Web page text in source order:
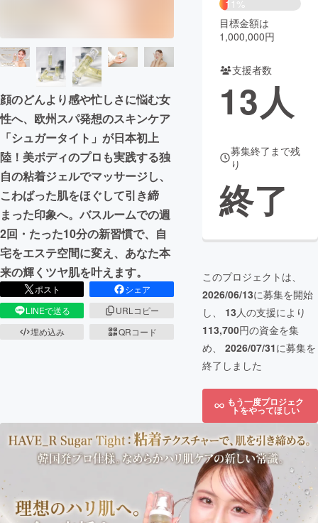
コミュニティ
顔のどんより感や忙しさに悩む女
性へ、欧州スパ発想のスキンケア
「シュガータイト」が日本初上
陸！美ボディのプロも実践する独
自の粘着ジェルでマッサージし、
こわばった肌をほぐして引き締
まった印象へ。バスルームでの週
2回・たった10分の新習慣で、自
宅をエステ空間に変え、あなた本
来の輝くツヤ肌を叶えます。
ポスト
シェア
LINEで送る
URLコピー
埋め込み
QRコード
11%
目標金額は
1,000,000円
支援者数
13人
募集終了まで残
り
終了
このプロジェクトは、
2026/06/13に募集を開始
し、 13人の支援により
113,700円の資金を集
め、 2026/07/31に募集を
終了しました
もう一度プロジェク
トをやってほしい